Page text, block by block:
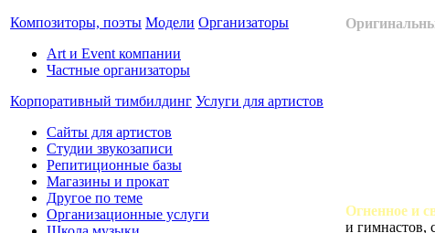
Композиторы, поэты Модели Организаторы
Art и Event компании
Частные организаторы
Корпоративный тимбилдинг Услуги для артистов
Сайты для артистов
Студии звукозаписи
Репитиционные базы
Магазины и прокат
Другое по теме
Организационные услуги
Огненное и
и гимнастов,